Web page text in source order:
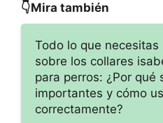
👇Mira también
Todo lo que necesitas
sobre los collares
para perros: ¿Por qué
importantes y cómo
correctamente?